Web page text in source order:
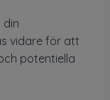
vidare för att
potentiella